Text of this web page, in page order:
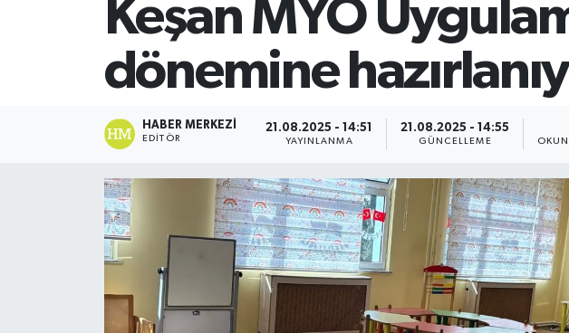
Keşan MYO
dönemine
HABER MERKEZI
EDITÖR
21.08.2025 - 14:51
YAYINLANMA
21.08.2025 - 14:55
GÜNCELLEME
SİYASET
Teknoloji
TRABZON